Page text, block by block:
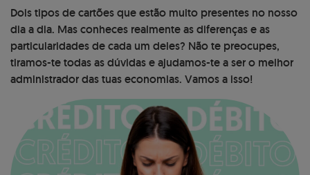
Dois tipos de cartões que estão muito presentes no nosso
dia a dia. Mas conheces realmente as diferenças e as
particularidades de cada um deles? Não te preocupes,
tiramos-te todas as dúvidas e ajudamos-te a ser o melhor
administrador das tuas economias. Vamos a isso!